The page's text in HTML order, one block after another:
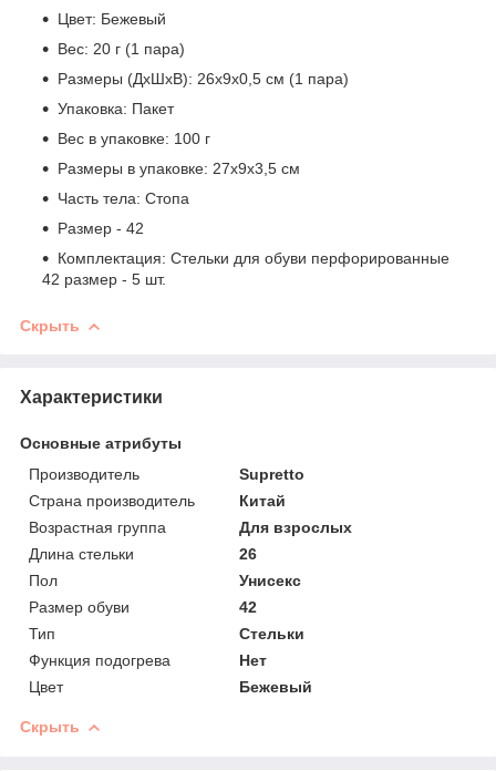
Цвет: Бежевый
Вес: 20 г (1 пара)
Размеры (ДхШхВ): 26х9х0,5 см (1 пара)
Упаковка: Пакет
Вес в упаковке: 100 г
Размеры в упаковке: 27х9х3,5 см
Часть тела: Стопа
Размер - 42
Комплектация: Стельки для обуви перфорированные
42 размер - 5 шт.
Скрыть
Характеристики
Основные атрибуты
Производитель
Supretto
Страна производитель
Китай
Возрастная группа
Для взрослых
Длина стельки
26
Пол
Унисекс
Размер обуви
42
Тип
Стельки
Функция подогрева
Нет
Цвет
Бежевый
Скрыть